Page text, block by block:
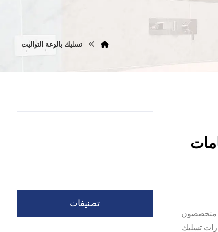
تسليك بالوعة التواليت
حمامات
متخصصون
تسليك
تصنيفات